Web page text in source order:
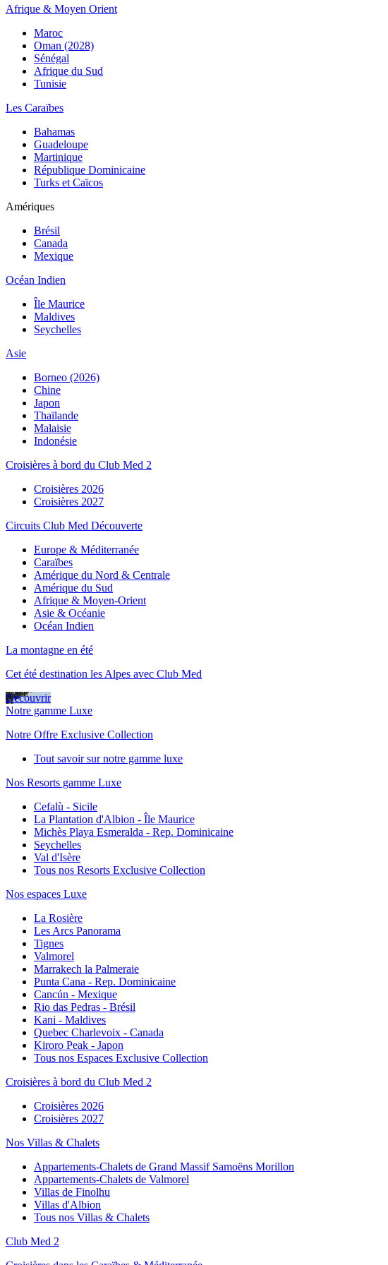
Afrique & Moyen Orient
Maroc
Oman (2028)
Sénégal
Afrique du Sud
Tunisie
Les Caraïbes
Bahamas
Guadeloupe
Martinique
République Dominicaine
Turks et Caïcos
Amériques
Brésil
Canada
Mexique
Océan Indien
Île Maurice
Maldives
Seychelles
Asie
Borneo (2026)
Chine
Japon
Thaïlande
Malaisie
Indonésie
Croisières à bord du Club Med 2
Croisières 2026
Croisières 2027
Circuits Club Med Découverte
Europe & Méditerranée
Caraïbes
Amérique du Nord & Centrale
Amérique du Sud
Afrique & Moyen-Orient
Asie & Océanie
Océan Indien
La montagne en été
Cet été destination les Alpes avec Club Med
Découvrir
Notre gamme Luxe
Notre Offre Exclusive Collection
Tout savoir sur notre gamme luxe
Nos Resorts gamme Luxe
Cefalù - Sicile
La Plantation d'Albion - Île Maurice
Michès Playa Esmeralda - Rep. Dominicaine
Seychelles
Val d'Isère
Tous nos Resorts Exclusive Collection
Nos espaces Luxe
La Rosière
Les Arcs Panorama
Tignes
Valmorel
Marrakech la Palmeraie
Punta Cana - Rep. Dominicaine
Cancún - Mexique
Rio das Pedras - Brésil
Kani - Maldives
Quebec Charlevoix - Canada
Kiroro Peak - Japon
Tous nos Espaces Exclusive Collection
Croisières à bord du Club Med 2
Croisières 2026
Croisières 2027
Nos Villas & Chalets
Appartements-Chalets de Grand Massif Samoëns Morillon
Appartements-Chalets de Valmorel
Villas de Finolhu
Villas d'Albion
Tous nos Villas & Chalets
Club Med 2